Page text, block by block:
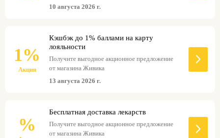
10 августа 2026 г.
1%
Акция
Кэшбэк до 1% баллами на карту
лояльности
Получите выгодное акционное предложение
от магазина Живика
13 августа 2026 г.
%
Бесплатная доставка лекарств
Получите выгодное акционное предложение
от магазина Живика